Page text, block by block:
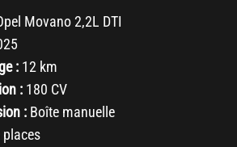
Movano 2,2L DTI
: 12 km
: 180 CV
: Boîte manuelle
places